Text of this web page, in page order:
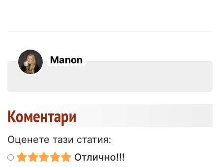
Manon
Коментари
Оценете тази статия:
Отлично!!!